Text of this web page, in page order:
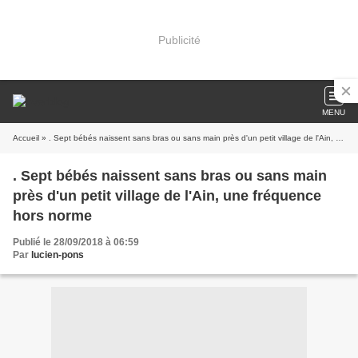
Publicité
MENU
Accueil » . Sept bébés naissent sans bras ou sans main près d'un petit village de l'Ain, une fréquence hors norme
. Sept bébés naissent sans bras ou sans main
près d'un petit village de l'Ain, une fréquence
hors norme
Publié le 28/09/2018 à 06:59
Par lucien-pons